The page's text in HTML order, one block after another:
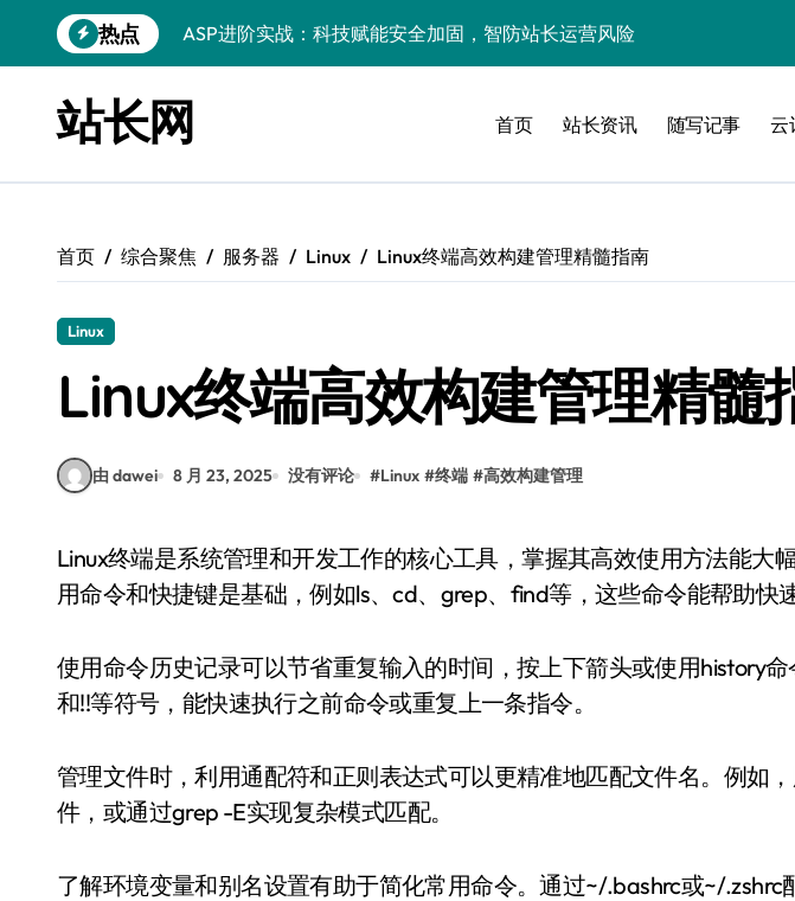
到
热点
ASP进阶秘籍：科技赋能下的高效开发与实战架构指南
后端架构师揭秘：ASP瓶颈突破术，微服务网关科技进阶实战
优化运行库，畅享Windows无障碍顺滑体验
Windows嵌入式开发环境搭建与运行库优化
站长网 首页 站长资讯 随写记事 云
首页 综合聚焦 服务器 Linux Linux终端高效构建管理精髓指南
Linux
Linux终端高效构建管理精髓
由 dawei 8 月 23, 2025 没有评论 #Linux #终端 #高效构建管理
Linux终端是系统管理和开发工作的核心工具，掌握其高效使用方法能大幅提升工作效率。熟悉常
用命令和快捷键是基础，例如ls、cd、grep、find等，这些命令能帮助快
使用命令历史记录可以节省重复输入的时间，按上下箭头或使用history
和!!等符号，能快速执行之前命令或重复上一条指令。
管理文件时，利用通配符和正则表达式可以更精准地匹配文件名。例如
件，或通过grep -E实现复杂模式匹配。
了解环境变量和别名设置有助于简化常用命令。通过~/.bashrc或~/.zshrc